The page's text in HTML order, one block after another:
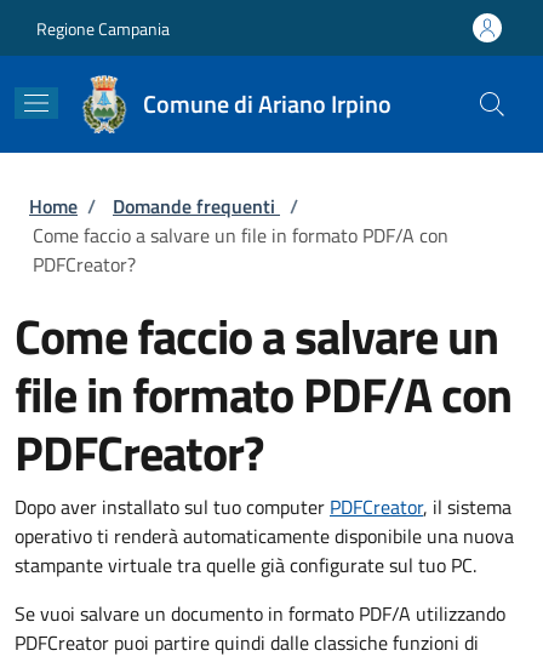
Regione Campania
Comune di Ariano Irpino
Briciole di pane
Home / Domande frequenti /
Come faccio a salvare un file in formato PDF/A con
PDFCreator?
Come faccio a salvare un
file in formato PDF/A con
PDFCreator?
Dopo aver installato sul tuo computer PDFCreator, il sistema
operativo ti renderà automaticamente disponibile una nuova
stampante virtuale tra quelle già configurate sul tuo PC.
Se vuoi salvare un documento in formato PDF/A utilizzando
PDFCreator puoi partire quindi dalle classiche funzioni di